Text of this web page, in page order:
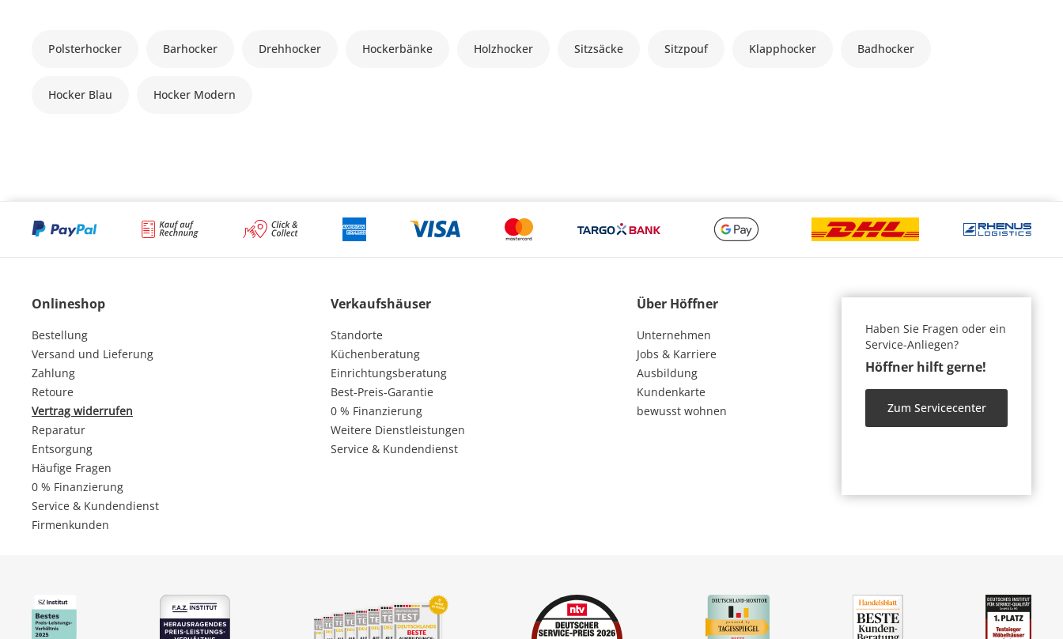
Polsterhocker Barhocker Drehhocker Hockerbänke Holzhocker Sitzsäcke Sitzpouf Klapphocker Badhocker
Hocker Blau Hocker Modern
Onlineshop
Bestellung
Versand und Lieferung
Zahlung
Retoure
Vertrag widerrufen
Reparatur
Entsorgung
Häufige Fragen
0 % Finanzierung
Service & Kundendienst
Firmenkunden
Verkaufshäuser
Standorte
Küchenberatung
Einrichtungsberatung
Best-Preis-Garantie
0 % Finanzierung
Weitere Dienstleistungen
Service & Kundendienst
Über Höffner
Unternehmen
Jobs & Karriere
Ausbildung
Kundenkarte
bewusst wohnen
Haben Sie Fragen oder ein
Service-Anliegen?
Höffner hilft gerne!
Zum Servicecenter